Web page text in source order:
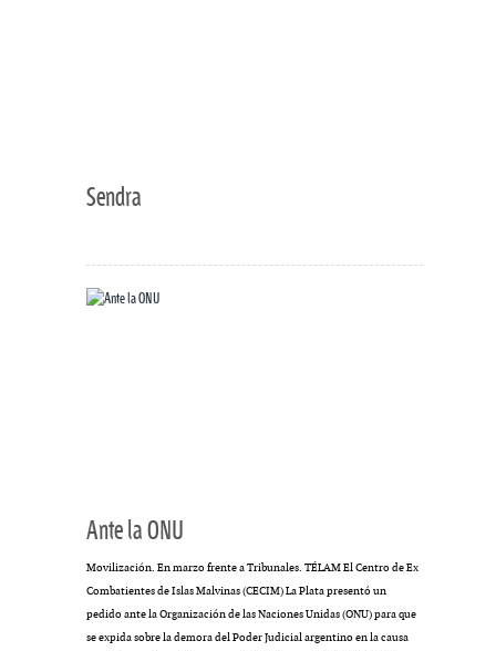
Sendra
Ante la ONU
Movilización. En marzo frente a Tribunales. TÉLAM El Centro de Ex
Combatientes de Islas Malvinas (CECIM) La Plata presentó un
pedido ante la Organización de las Naciones Unidas (ONU) para que
se expida sobre la demora del Poder Judicial argentino en la causa